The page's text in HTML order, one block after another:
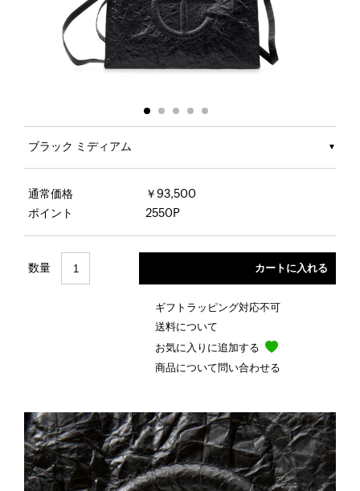
ブラック ミディアム
通常価格
￥93,500
ポイント
2550P
数量
ギフトラッピング対応不可
送料について
お気に入りに追加する
商品について問い合わせる